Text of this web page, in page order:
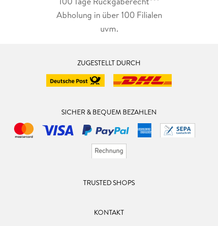
Abholung in über 100 Filialen
uvm.
ZUGESTELLT DURCH
SICHER & BEQUEM BEZAHLEN
TRUSTED SHOPS
KONTAKT